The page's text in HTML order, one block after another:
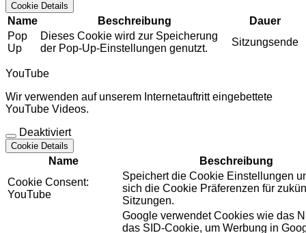
Cookie Details
Name Beschreibung
Dauer
Pop
Up
Dieses Cookie wird zur Speicherung
der Pop-Up-Einstellungen genutzt.
Sitzungsende
YouTube
Wir verwenden auf unserem Internetauftritt eingebettete
YouTube Videos.
Deaktiviert
Cookie Details
Name
Beschreibung
Cookie Consent:
YouTube
Speichert die Cookie Einstellungen
sich die Cookie Präferenzen für
Sitzungen.
Google verwendet Cookies wie das
das SID-Cookie, um Werbung in